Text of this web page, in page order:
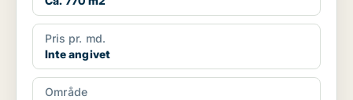
Pris pr. md.
Inte angivet
Område